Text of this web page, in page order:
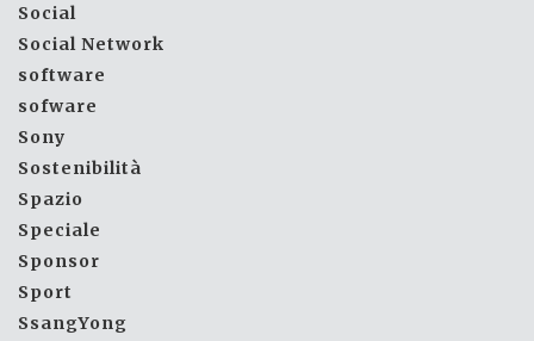
Social
Social Network
software
sofware
Sony
Sostenibilità
Spazio
Speciale
Sponsor
Sport
SsangYong